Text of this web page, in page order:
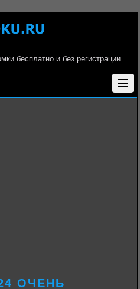
бесплатно и без регистрации
ОЧЕНЬ